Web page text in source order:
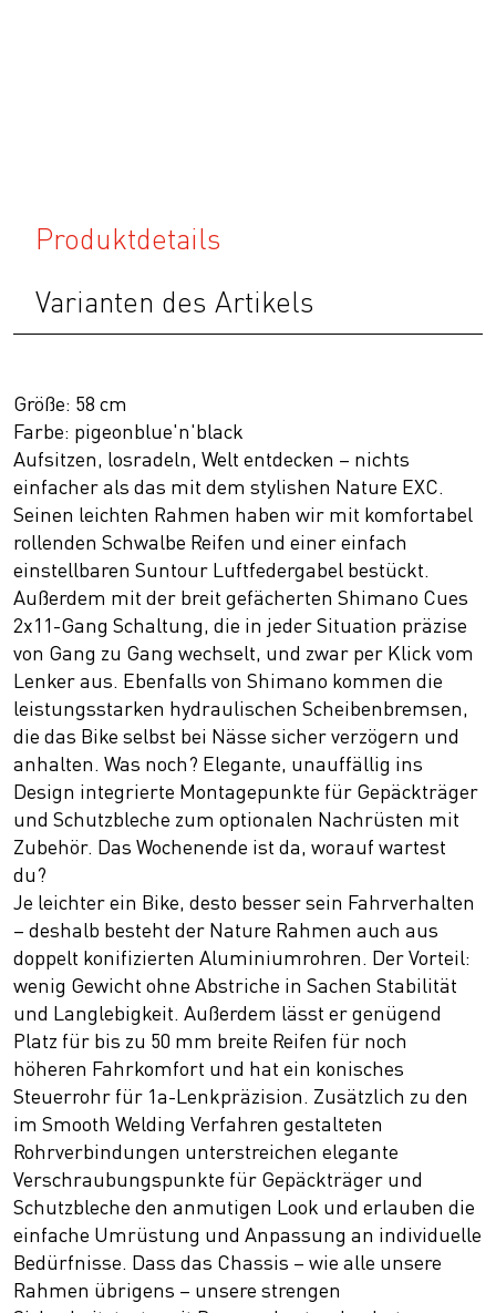
Produktdetails
Varianten des Artikels
Größe: 58 cm
Farbe: pigeonblue'n'black
Aufsitzen, losradeln, Welt entdecken – nichts
einfacher als das mit dem stylishen Nature EXC.
Seinen leichten Rahmen haben wir mit komfortabel
rollenden Schwalbe Reifen und einer einfach
einstellbaren Suntour Luftfedergabel bestückt.
Außerdem mit der breit gefächerten Shimano Cues
2x11-Gang Schaltung, die in jeder Situation präzise
von Gang zu Gang wechselt, und zwar per Klick vom
Lenker aus. Ebenfalls von Shimano kommen die
leistungsstarken hydraulischen Scheibenbremsen,
die das Bike selbst bei Nässe sicher verzögern und
anhalten. Was noch? Elegante, unauffällig ins
Design integrierte Montagepunkte für Gepäckträger
und Schutzbleche zum optionalen Nachrüsten mit
Zubehör. Das Wochenende ist da, worauf wartest
du?
Je leichter ein Bike, desto besser sein Fahrverhalten
– deshalb besteht der Nature Rahmen auch aus
doppelt konifizierten Aluminiumrohren. Der Vorteil:
wenig Gewicht ohne Abstriche in Sachen Stabilität
und Langlebigkeit. Außerdem lässt er genügend
Platz für bis zu 50 mm breite Reifen für noch
höheren Fahrkomfort und hat ein konisches
Steuerrohr für 1a-Lenkpräzision. Zusätzlich zu den
im Smooth Welding Verfahren gestalteten
Rohrverbindungen unterstreichen elegante
Verschraubungspunkte für Gepäckträger und
Schutzbleche den anmutigen Look und erlauben die
einfache Umrüstung und Anpassung an individuelle
Bedürfnisse. Dass das Chassis – wie alle unsere
Rahmen übrigens – unsere strengen